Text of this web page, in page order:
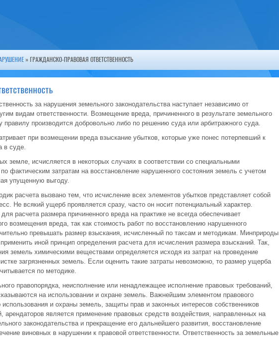
» ГРАЖДАНСКО-ПРАВОВАЯ ОТВЕТСТВЕННОСТЬ
за нарушения земельного законодательства наступает независимо от
видам ответственности. Возмещение вреда, причиненного в результате земельного
производится добровольно либо по решению суда или арбитражного суда.
при возмещении вреда взыскание убытков, которые уже понес потерпевший к
в суде.
земле, исчисляется в некоторых случаях в соответствии со специальными
фактическим затратам на восстановление нарушенного состояния земель с учетом
упущенную выгоду.
расчета вызвано тем, что исчисление всех элементов убытков представляет собой
Не всякий ущерб проявляется сразу, часто он носит потенциальный характер.
расчета размера причиненного вреда на практике не всегда обеспечивает
возмещения вреда, так как стоимость работ по восстановлению нарушенного
превышать размер взыскания, исчисленный по таксам и методикам. Минприроды
иной принцип определения расчета для исчисления размера взысканий. Так,
земель химическими веществами определяется исходя из затрат на проведение
загрязненных земель. Если оценить такие затраты невозможно, то размер ущерба
по методике.
правопорядка, неисполнение или ненадлежащее исполнение правовых требований,
на использовании и охране земель. Важнейшим элементом правового
использования и охраны земель, защиты прав и законных интересов собственников
арендаторов является применение правовых средств воздействия, направленных на
законодательства и прекращение его дальнейшего развития, восстановление
виновных в нарушении к правовой ответственности. Ответственность за земельные